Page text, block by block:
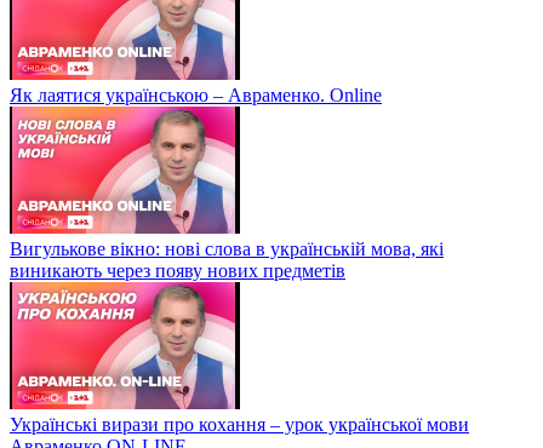
Як лаятися українською – Авраменко. Online
Вигулькове вікно: нові слова в українській мова, які
виникають через появу нових предметів
Українські вирази про кохання – урок української мови